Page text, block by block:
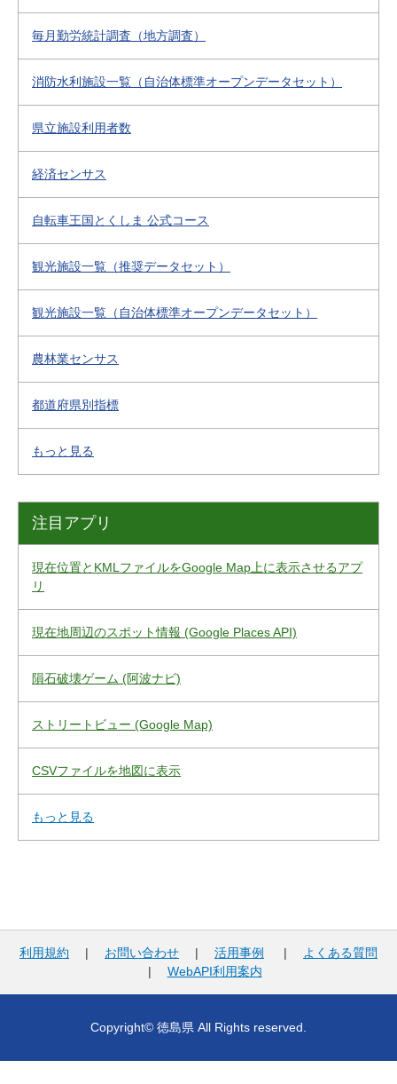
毎月勤労統計調査（地方調査）
消防水利施設一覧（自治体標準オープンデータセット）
県立施設利用者数
経済センサス
自転車王国とくしま 公式コース
観光施設一覧（推奨データセット）
観光施設一覧（自治体標準オープンデータセット）
農林業センサス
都道府県別指標
もっと見る
注目アプリ
現在位置とKMLファイルをGoogle Map上に表示させるアプ
リ
現在地周辺のスポット情報 (Google Places API)
隕石破壊ゲーム (阿波ナビ)
ストリートビュー (Google Map)
CSVファイルを地図に表示
もっと見る
利用規約 | お問い合わせ | 活用事例 |
よくある質問
| WebAPI利用案内
Copyright© 徳島県 All Rights reserved.